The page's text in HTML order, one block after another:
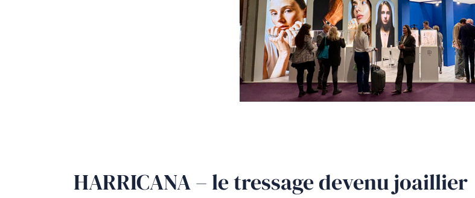
HARRICANA – le tressage devenu joaillier